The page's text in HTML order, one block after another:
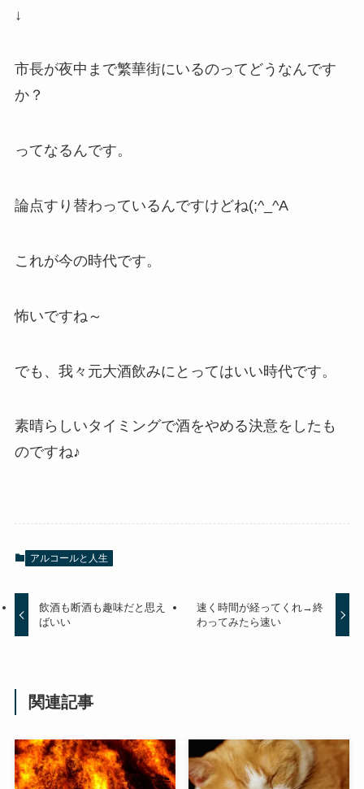
↓
市長が夜中まで繁華街にいるのってどうなんです
か？
ってなるんです。
論点すり替わっているんですけどね(;^_^A
これが今の時代です。
怖いですね～
でも、我々元大酒飲みにとってはいい時代です。
素晴らしいタイミングで酒をやめる決意をしたも
のですね♪
アルコールと人生
飲酒も断酒も趣味だと思え
ばいい
速く時間が経ってくれ→終
わってみたら速い
関連記事